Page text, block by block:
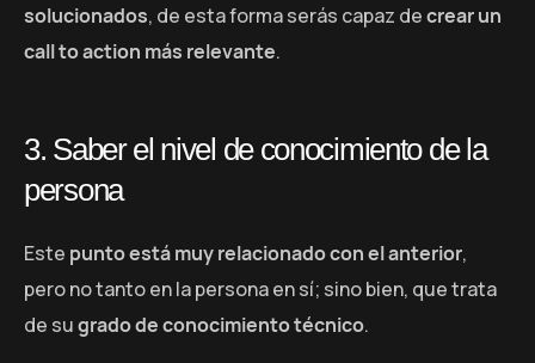
solucionados, de esta forma serás capaz decrear un
call to action más relevante.
3. Saber el nivel de conocimiento de la
persona
Este punto está muy relacionado con el anterior,
pero no tanto en la persona en sí; sino bien, que trata
de sugrado de conocimiento técnico.